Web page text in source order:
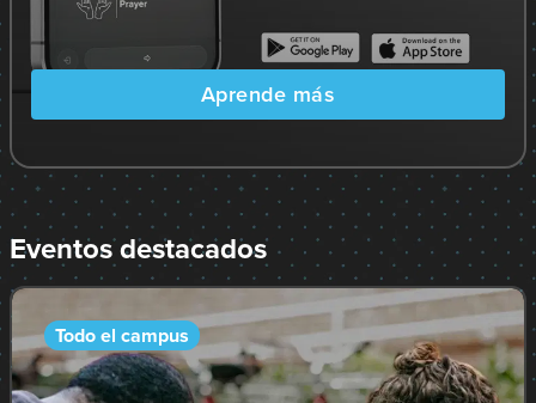
Aprende más
Eventos destacados
Todo el campus